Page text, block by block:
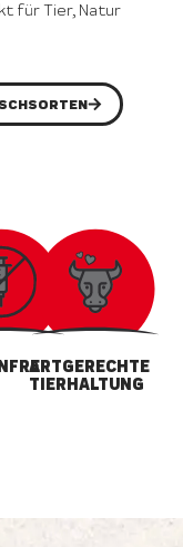
für Tier, Natur
ARTGERECHTE
TIERHALTUNG